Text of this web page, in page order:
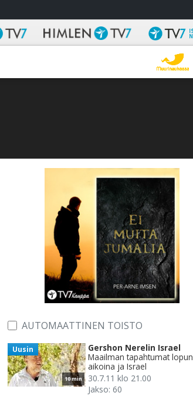
AUTOMAATTINEN TOISTO
10 min
Uusin
Gershon Nerelin Israel
Maailman tapahtumat lopun
aikoina ja Israel
30.7.11 klo 21.00
Jakso: 60